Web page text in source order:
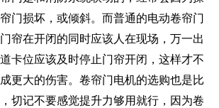
门损坏，或倾斜。而普通的电动卷帘门
帘在开闭的同时应该人在现场，万一出
卡位应该及时停止门帘开闭，这样才不
更大的伤害。卷帘门电机的选购也是比
切记不要感觉提升力够用就行，因为卷